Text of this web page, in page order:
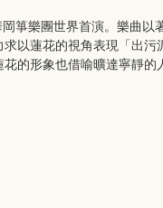
箏樂團世界首演。樂曲以
以蓮花的視角表現「出
的形象也借喻曠達寧靜的